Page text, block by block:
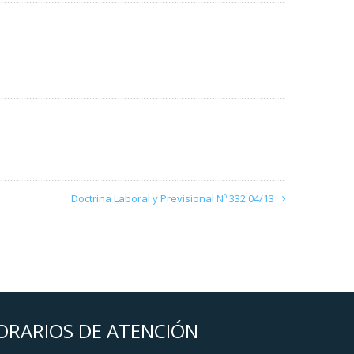
Doctrina Laboral y Previsional Nº 332 04/13
DE ATENCIÓN